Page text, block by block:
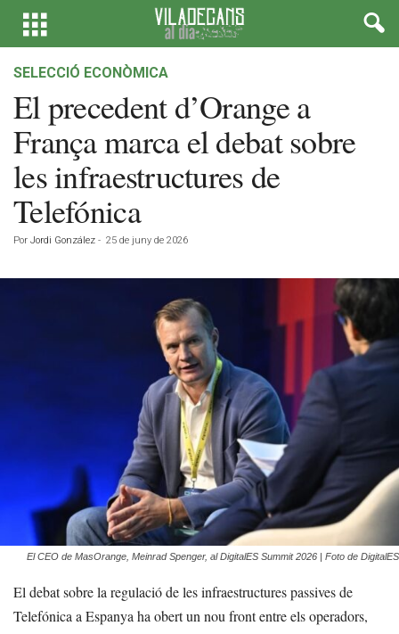
SELECCIÓ ECONÒMICA
El precedent d’Orange a
França marca el debat sobre
les infraestructures de
Telefónica
Por Jordi González - 25 de juny de 2026
El CEO de MasOrange, Meinrad Spenger, al DigitalES Summit 2026 | Foto de DigitalES
El debat sobre la regulació de les infraestructures passives de
Telefónica a Espanya ha obert un nou front entre els operadors,